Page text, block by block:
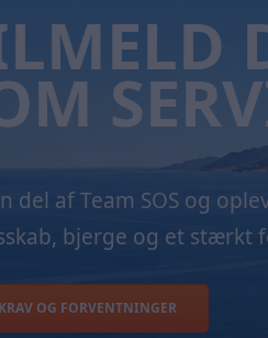
del af Team SOS og
bjerge og et stærkt
OG FORVENTNINGER